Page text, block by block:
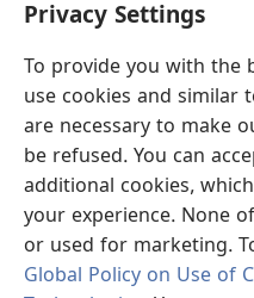
Privacy Settings
To provide you with the
use cookies and similar
are necessary to make
be refused. You can
additional cookies,
your experience. None
or used for marketing.
Global Policy on Use of
દાન
new
window)વોચટાવર ઓનલાઇન લાઇબ્રેરી
(opens
new
window)JW Hub
(opens
new
window)